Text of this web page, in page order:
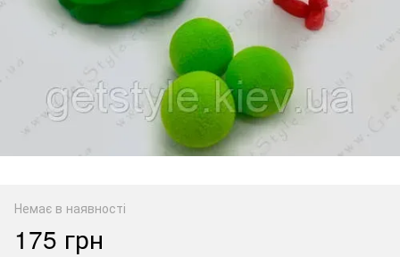
Немає в наявності
175 грн